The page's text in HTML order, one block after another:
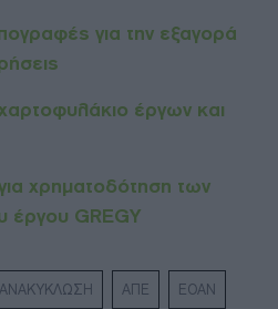
για την εξαγορά
έργων και
χρηματοδότηση των
έργου GREGY
ΑΝΑΚΥΚΛΩΣΗ ΑΠΕ ΕΟΑΝ